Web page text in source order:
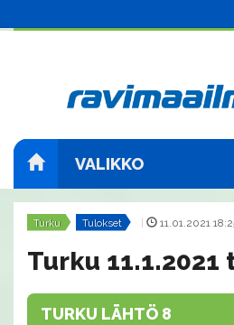
VALIKKO
Turku Tulokset 11.01.2021
Turku
TURKU LÄHTÖ 8